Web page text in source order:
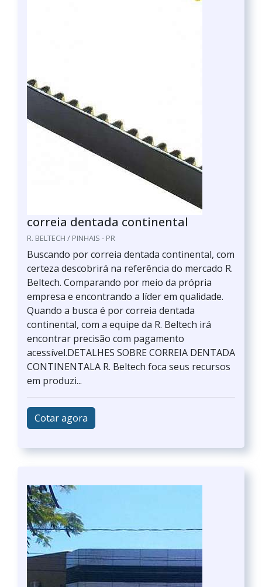
correia dentada continental
R. BELTECH / PINHAIS - PR
Buscando por correia dentada continental, com
certeza descobrirá na referência do mercado R.
Beltech. Comparando por meio da própria
empresa e encontrando a líder em qualidade.
Quando a busca é por correia dentada
continental, com a equipe da R. Beltech irá
encontrar precisão com pagamento
acessível.DETALHES SOBRE CORREIA DENTADA
CONTINENTALA R. Beltech foca seus recursos
em produzi...
Cotar agora